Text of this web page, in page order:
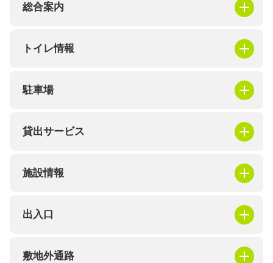
総合案内
トイレ情報
駐車場
貸出サービス
施設情報
出入口
敷地外通路